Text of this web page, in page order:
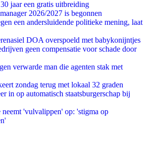
jaar een gratis uitbreiding
2026/2027 is begonnen
een andersluidende politieke mening, laat
DOA overspoeld met babykonijntjes
geen compensatie voor schade door
verwarde man die agenten stak met
zondag terug met lokaal 32 graden
in op automatisch staatsburgerschap bij
'vulvalippen' op: 'stigma op